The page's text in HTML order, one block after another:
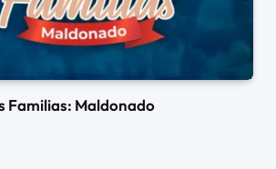
Familias: Maldonado